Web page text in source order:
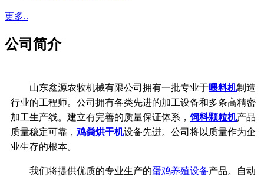
更多..
公司简介
山东鑫源农牧机械有限公司拥有一批专业于喂料机制造
行业的工程师。公司拥有各类先进的加工设备和多条高精密
加工生产线。建立有完善的质量保证体系，饲料颗粒机产品
质量稳定可靠， 鸡粪烘干机设备先进。公司将以质量作为企
业生存的根本。
我们将提供优质的专业生产的蛋鸡养殖设备产品。自动